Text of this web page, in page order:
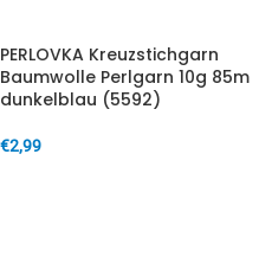
PERLOVKA Kreuzstichgarn
Baumwolle Perlgarn 10g 85m
dunkelblau (5592)
€2,99